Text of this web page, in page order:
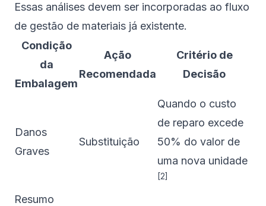
Essas análises devem ser incorporadas ao fluxo
de gestão de materiais já existente.
Condição
da
Embalagem
Ação
Recomendada
Critério de
Decisão
Danos
Graves
Substituição
Quando o custo
de reparo excede
50% do valor de
uma nova unidade
[2]
Resumo